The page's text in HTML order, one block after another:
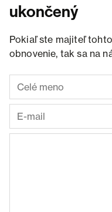
ukončený
Pokiaľ ste majiteľ
obnovenie, tak sa na